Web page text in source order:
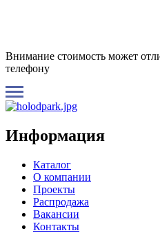
Внимание стоимость может
телефону
Информация
Каталог
О компании
Проекты
Распродажа
Вакансии
Контакты